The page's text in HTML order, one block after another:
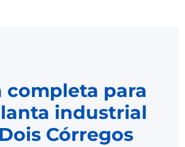
completa para
industrial
Córregos